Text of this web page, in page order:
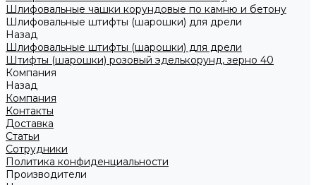
Шлифовальные чашки корундовые по камню и бетону
Шлифовальные штифты (шарошки) для дрели
Назад
Шлифовальные штифты (шарошки) для дрели
Штифты (шарошки) розовый эделькорунд, зерно 40
Компания
Назад
Компания
Контакты
Доставка
Статьи
Сотрудники
Политика конфиденциальности
Производители